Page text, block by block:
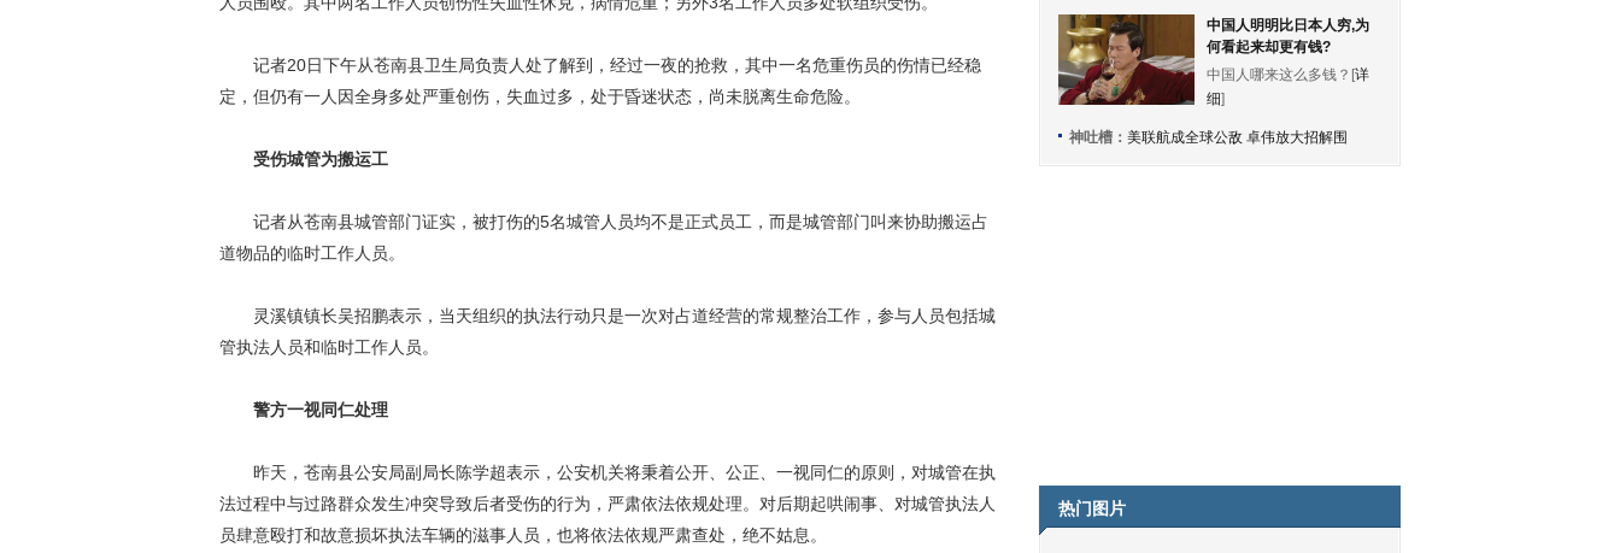
记者20日下午从苍南县卫生局负责人处了解到，经过一夜的抢救，其中一名危重伤员的伤情已经稳
定，但仍有一人因全身多处严重创伤，失血过多，处于昏迷状态，尚未脱离生命危险。
受伤城管为搬运工
记者从苍南县城管部门证实，被打伤的5名城管人员均不是正式员工，而是城管部门叫来协助搬运占
道物品的临时工作人员。
灵溪镇镇长吴招鹏表示，当天组织的执法行动只是一次对占道经营的常规整治工作，参与人员包括城
管执法人员和临时工作人员。
警方一视同仁处理
昨天，苍南县公安局副局长陈学超表示，公安机关将秉着公开、公正、一视同仁的原则，对城管在执
法过程中与过路群众发生冲突导致后者受伤的行为，严肃依法依规处理。对后期起哄闹事、对城管执法人
员肆意殴打和故意损坏执法车辆的滋事人员，也将依法依规严肃查处，绝不姑息。
中国人明明比日本人穷,为
何看起来却更有钱?
中国人哪来这么多钱？[详
细]
神吐槽： 美联航成全球公敌 卓伟放大招解围
热门图片